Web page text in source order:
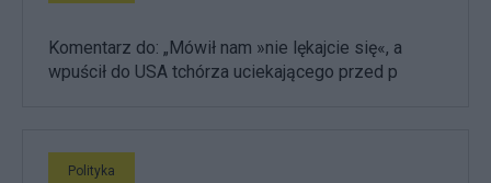
Komentarz do: „Mówił nam »nie lękajcie się«, a
wpuścił do USA tchórza uciekającego przed p
Polityka